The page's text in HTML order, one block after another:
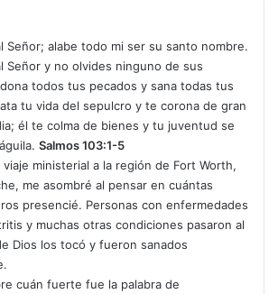
Señor; alabe todo mi ser su santo nombre.
Señor y no olvides ninguno de sus
todos tus pecados y sana todas tus
tu vida del sepulcro y te corona de gran
él te colma de bienes y tu juventud se
Salmos 103:1-5
ministerial a la región de Fort Worth,
me asombré al pensar en cuántas
presencié. Personas con enfermedades
y muchas otras condiciones pasaron al
Dios los tocó y fueron sanados
cuán fuerte fue la palabra de